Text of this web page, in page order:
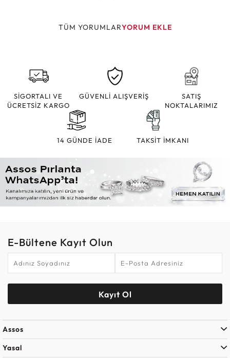
TÜM YORUMLARYORUM EKLE
SİGORTALI VE
ÜCRETSİZ KARGO
GÜVENLİ ALIŞVERİŞ
SATIŞ
NOKTALARIMIZ
14 GÜNDE İADE TAKSİT İMKANI
E-Bültene Kayıt Olun
Kayıt Ol
Assos
Yasal